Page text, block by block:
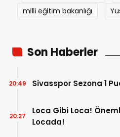
milli eğitim bakanlığı
Son Haberler
Sivasspor Sezona 1
20:49
Loca Gibi Loca!
Locada!
20:27